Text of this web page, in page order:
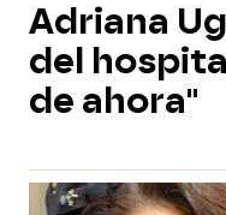
Adriana
del
de ahora"